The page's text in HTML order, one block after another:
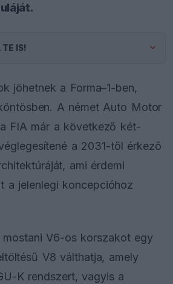
IS!
jöhetnek a Forma–1-ben,
A német Auto Motor
FIA már a következő két-
a 2031-től érkező
ami érdemi
a jelenlegi koncepcióhoz
V6-os korszakot egy
V8 válthatja, amely
K rendszert, vagyis a